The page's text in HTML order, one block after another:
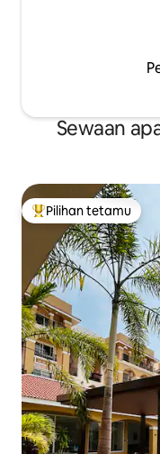
Sewaan
Pilihan utama tetamu
Pilihan tetamu